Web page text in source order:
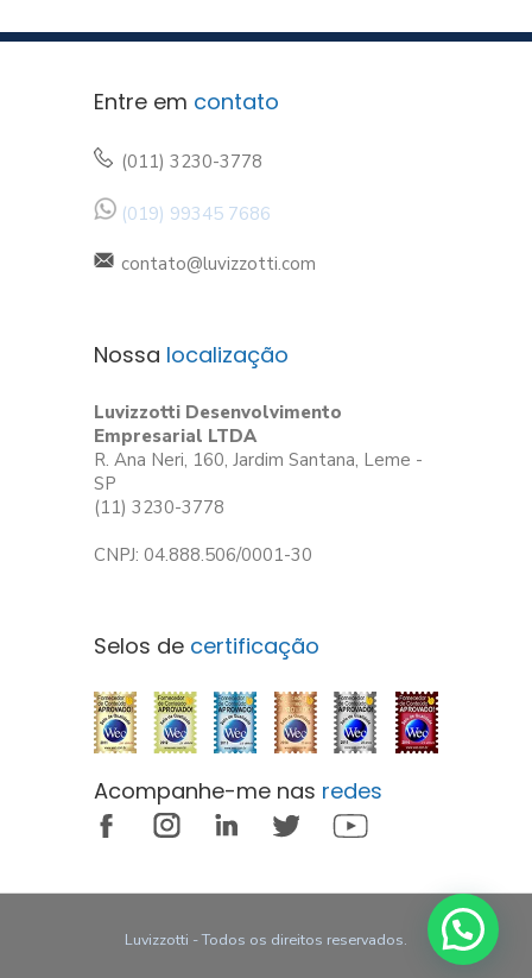
Entre em contato
(011) 3230-3778
(019) 99345 7686
contato@luvizzotti.com
Nossa localização
Luvizzotti Desenvolvimento
Empresarial LTDA
R. Ana Neri, 160, Jardim Santana, Leme -
SP
(11) 3230-3778
CNPJ: 04.888.506/0001-30
Selos de certificação
Acompanhe-me nas redes
Luvizzotti - Todos os direitos reservados.